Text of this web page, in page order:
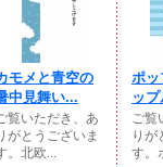
モメと青空の
中見舞い...
覧いただき、あ
がとうございま
。北欧...
ポッ
ッ
ご覧
りが
す。